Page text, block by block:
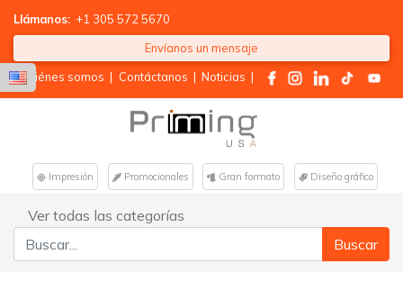
Llámanos: +1 305 572 5670
Envíanos un mensaje
Quiénes somos | Contáctanos | Noticias |
Impresión Promocionales Gran formato Diseño gráfico
Ver todas las categorías
Buscar: